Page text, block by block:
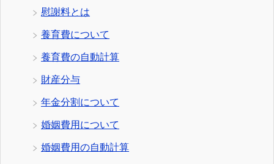
慰謝料とは
養育費について
養育費の自動計算
財産分与
年金分割について
婚姻費用について
婚姻費用の自動計算